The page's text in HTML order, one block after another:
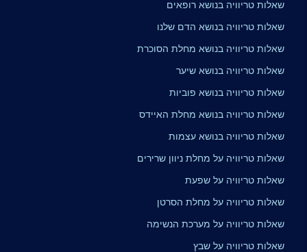
שאלות טריוויה בנושא רופאים
שאלות טריוויה בנושא הדם שלנו
שאלות טריוויה בנושא מחלת הסוכרת
שאלות טריוויה בנושא שיער
שאלות טריוויה בנושא פוביות
שאלות טריוויה בנושא מחלת האיידס
שאלות טריוויה בנושא עצמות
שאלות טריוויה על מחלת ניוון שרירים
שאלות טריוויה על שפעת
שאלות טריוויה על מחלת הסרטן
שאלות טריוויה על מערכת הנשימה
שאלות טריוויה על שבץ